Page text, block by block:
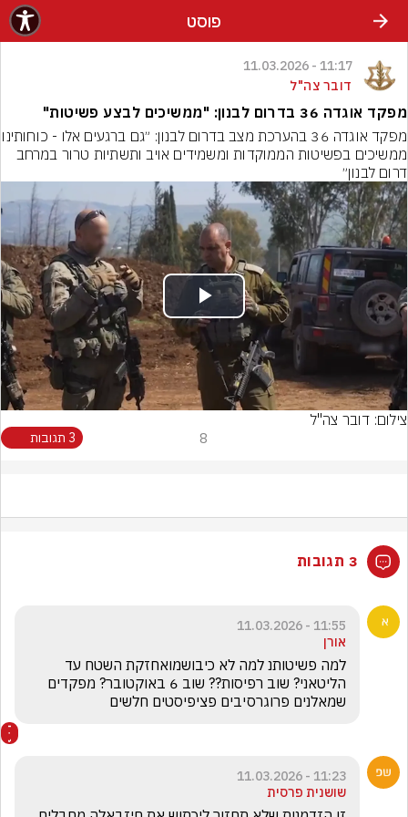
פוסט
11:17 - 11.03.2026
דובר צה"ל
מפקד אוגדה 36 בדרום לבנון: "ממשיכים לבצע פשיטות"
דרום לבנון״
Play
Video
צילום: דובר צה"ל
8 3 תגובות
3 תגובות
11:55 - 11.03.2026
אורן
שמאלנים פרוגרסיבים פציפיסטים חלשים
11:23 - 11.03.2026
שושנית פרסית